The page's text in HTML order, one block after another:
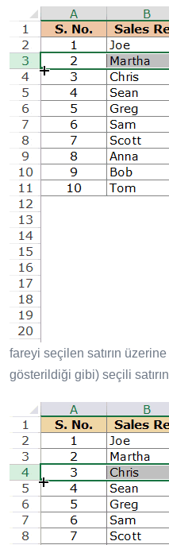
fareyi seçilen satırın
gösterildiği gibi) seçili